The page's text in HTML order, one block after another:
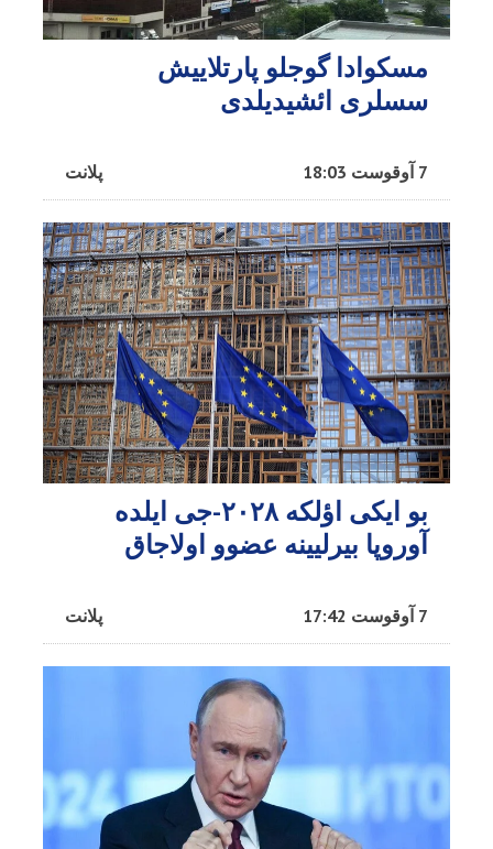
مسکوادا گوجلو پارتلاییش
سسلری ائشیدیلدی
پلانت 7 آوقوست 18:03
بو ایکی اؤلکه ۲۰۲۸-جی ایلده
آوروپا بیرلیینه عضوو اولاجاق
پلانت 7 آوقوست 17:42